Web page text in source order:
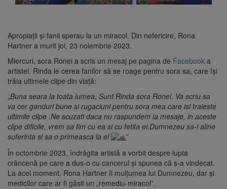
Apropiații și fanii sperau la un miracol. Din nefericire, Rona
Hartner a murit joi, 23 noiembrie 2023.
Miercuri, sora Ronei a scris un mesaj pe pagina de Facebook a
artistei. Rinda le cerea fanilor să se roage pentru sora sa, care își
trăia ultimele clipe din viață:
„Buna seara la toata lumea, Sunt Rinda sora Ronei. Va scriu sa
va cer ganduri bune si rugaciuni pentru sora mea care isi traieste
ultimile clipe .Ne scuzati daca nu raspundem la mesaje, in aceste
clipe dificile, vrem sa fim cu ea si cu fetita ei.Dumnezeu sa-i aline
suferinta si sa o primeasca la el
”
În octombrie 2023, îndrăgita artistă a vorbit despre lupta
crâncenă pe care a dus-o cu cancerul și spunea că s-a vindecat.
La acel moment, Rona Hartner îi mulțumea lui Dumnezeu, dar și
medicilor care ar fi găsit un „remediu-miracol”.